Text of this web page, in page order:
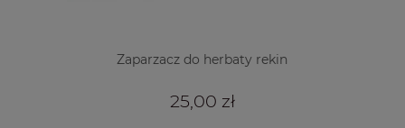
Zaparzacz do herbaty rekin
25,00 zł